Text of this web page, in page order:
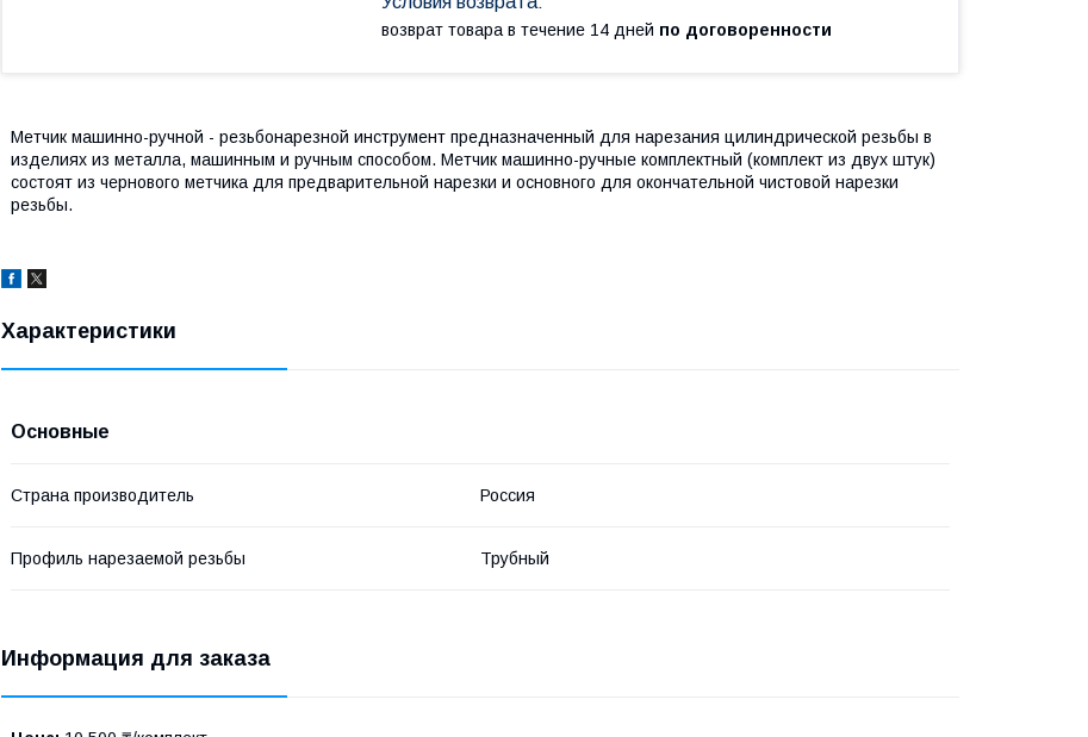
возврат товара в течение 14 дней по договоренности
Метчик машинно-ручной - резьбонарезной инструмент предназначенный для нарезания цилиндрической резьбы в
изделиях из металла, машинным и ручным способом. Метчик машинно-ручные комплектный (комплект из двух штук)
состоят из чернового метчика для предварительной нарезки и основного для окончательной чистовой нарезки
резьбы.
Характеристики
Основные
Страна производитель Россия
Профиль нарезаемой резьбы Трубный
Информация для заказа